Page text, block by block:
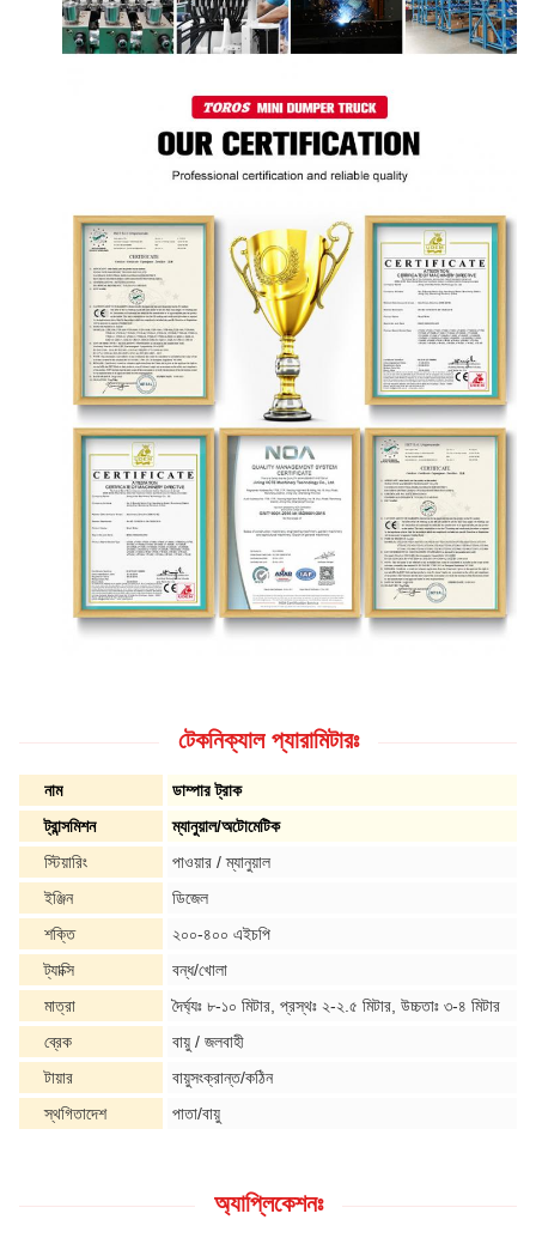
টেকনিক্যাল প্যারামিটারঃ
নাম
ডাম্পার ট্রাক
ট্রান্সমিশন
ম্যানুয়াল/অটোমেটিক
স্টিয়ারিং
পাওয়ার / ম্যানুয়াল
ইঞ্জিন
ডিজেল
শক্তি
২০০-৪০০ এইচপি
ট্যাক্সি
বন্ধ/খোলা
মাত্রা
দৈর্ঘ্যঃ ৮-১০ মিটার, প্রস্থঃ ২-২.৫ মিটার, উচ্চতাঃ ৩-৪ মিটার
ব্রেক
বায়ু / জলবাহী
টায়ার
বায়ুসংক্রান্ত/কঠিন
স্থগিতাদেশ
পাতা/বায়ু
অ্যাপ্লিকেশনঃ